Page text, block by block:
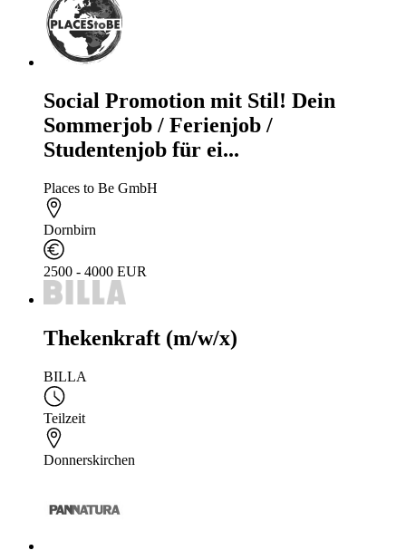
Social Promotion mit Stil! Dein
Sommerjob / Ferienjob /
Studentenjob für ei...
Places to Be GmbH
Dornbirn
2500 - 4000 EUR
Thekenkraft (m/w/x)
BILLA
Teilzeit
Donnerskirchen